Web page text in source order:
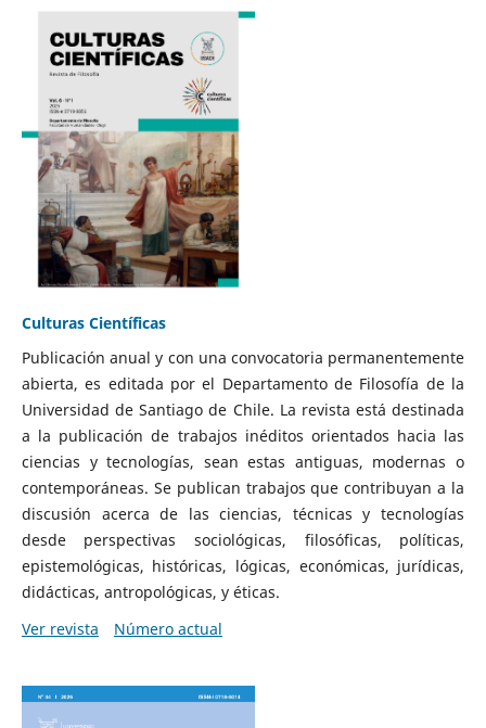
Culturas Científicas
Publicación anual y con una convocatoria permanentemente
abierta, es editada por el Departamento de Filosofía de la
Universidad de Santiago de Chile. La revista está destinada
a la publicación de trabajos inéditos orientados hacia las
ciencias y tecnologías, sean estas antiguas, modernas o
contemporáneas. Se publican trabajos que contribuyan a la
discusión acerca de las ciencias, técnicas y tecnologías
desde perspectivas sociológicas, filosóficas, políticas,
epistemológicas, históricas, lógicas, económicas, jurídicas,
didácticas, antropológicas, y éticas.
Ver revista
Número actual